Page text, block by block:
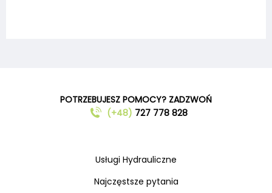
POTRZEBUJESZ POMOCY? ZADZWOŃ
(+48) 727 778 828
Usługi Hydrauliczne
Najczęstsze pytania